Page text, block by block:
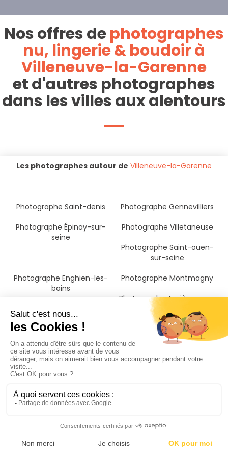
Nos offres dephotographes
nu, lingerie & boudoir à
Villeneuve-la-Garenne
et d'autres photographes
dans les villes aux alentours
Les photographes autour de Villeneuve-la-Garenne
Photographe Saint-denis
Photographe Gennevilliers
Photographe Épinay-sur-
seine
Photographe Villetaneuse
Photographe Saint-ouen-
sur-seine
Photographe Enghien-les-
bains
Photographe Montmagny
Photographe Asnières-sur-
Photographe Aubervilliers
Photographe La courneuve
Photographe Stains
Photographe Pierrefitte-sur-
seine
Photographe Clichy
Photographe Saint-gratien
Photographe Groslay
Photographe Soisy-sous-
Photographe Le bourget